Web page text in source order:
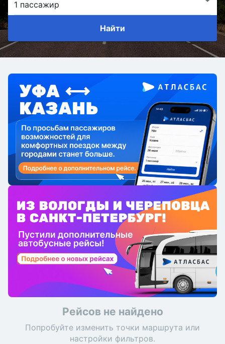
Найти
Рейсов не найдено
Попробуйте изменить точки маршрута или
настройки фильтров.